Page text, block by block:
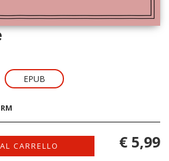
EPUB
CARRELLO € 5,99